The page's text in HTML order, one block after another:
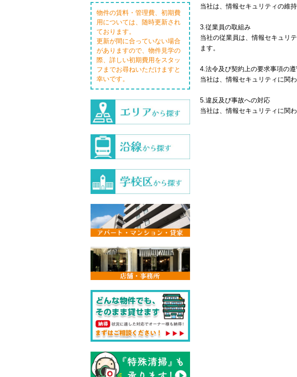
物件の賃料・管理費、初期費
用については、随時更新され
ております。
更新が間に合っていない場合
がありますので、物件見学の
際、詳しい初期費用をスタッ
フまでお尋ねいただけますと
幸いです。
当社は、情報セキュリティの維
3. 従業員の取組み
当社の従業員は、情報セキュリ
ます。
4. 法令及び契約上の要求事項の
当社は、情報セキュリティに関
5. 違反及び事故への対応
当社は、情報セキュリティに関